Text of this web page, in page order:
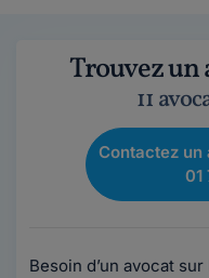
Trouvez un
11
Contactez un
01
Besoin d’un avocat